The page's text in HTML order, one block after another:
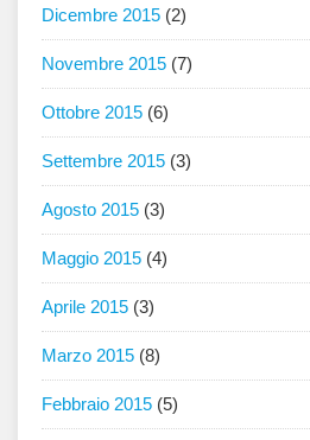
Dicembre 2015 (2)
Novembre 2015 (7)
Ottobre 2015 (6)
Settembre 2015 (3)
Agosto 2015 (3)
Maggio 2015 (4)
Aprile 2015 (3)
Marzo 2015 (8)
Febbraio 2015 (5)